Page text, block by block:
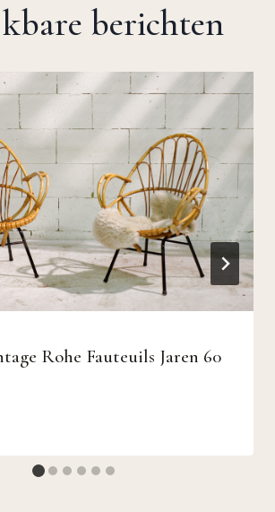
berichten
Rohe Fauteuils Jaren 60